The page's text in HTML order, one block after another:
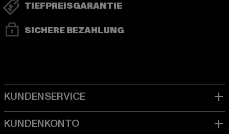
TIEFPREISGARANTIE
SICHERE BEZAHLUNG